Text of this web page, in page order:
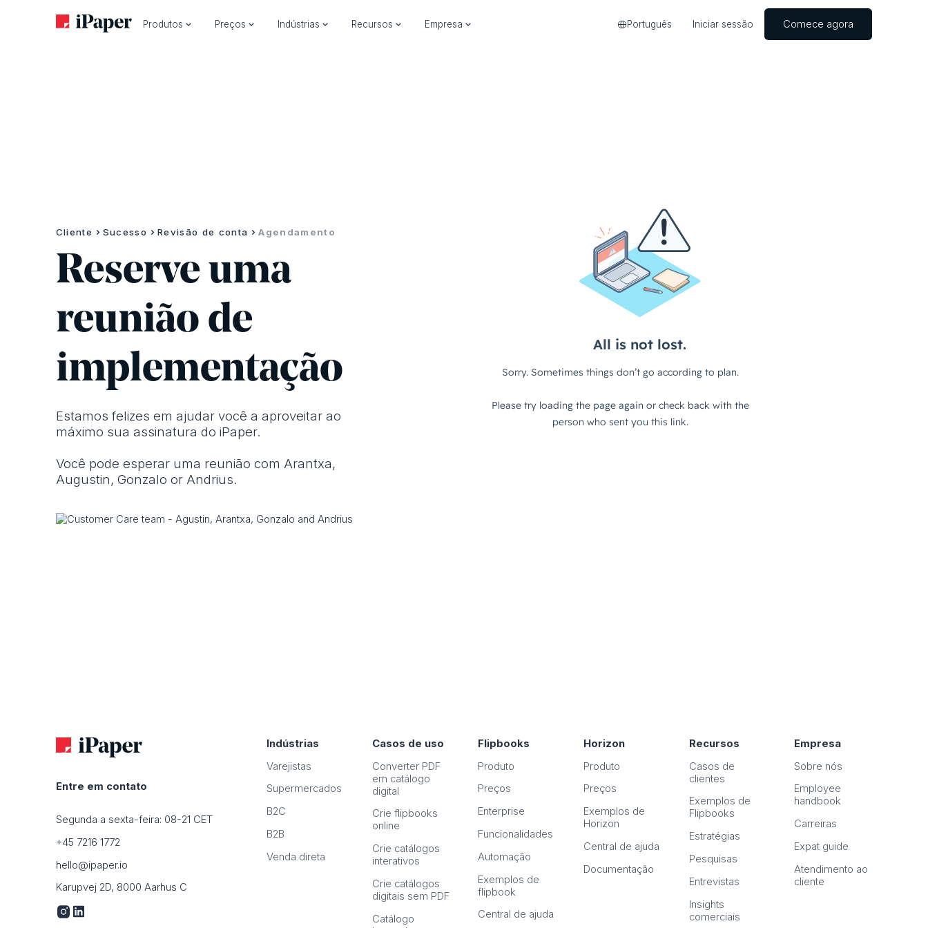
Produtos Preços Indústrias Recursos Empresa Português Iniciar sessão Comece agora
Cliente Sucesso Revisão de conta Agendamento
Reserve uma
reunião de
implementação
Estamos felizes em ajudar você a aproveitar ao
máximo sua assinatura do iPaper.
Você pode esperar uma reunião com Arantxa,
Augustin, Gonzalo or Andrius.
Entre em contato
Segunda a sexta-feira: 08-21 CET
+45 7216 1772
hello@ipaper.io
Karupvej 2D, 8000 Aarhus C
Indústrias
Varejistas
Supermercados
B2C
B2B
Venda direta
Casos de uso
Converter PDF
em catálogo
digital
Crie flipbooks
online
Crie catálogos
interativos
Crie catálogos
digitais sem PDF
Catálogo
Flipbooks
Produto
Preços
Enterprise
Funcionalidades
Automação
Exemplos de
flipbook
Central de ajuda
Horizon
Produto
Preços
Exemplos de
Horizon
Central de ajuda
Documentação
Recursos
Casos de
clientes
Exemplos de
Flipbooks
Estratégias
Pesquisas
Entrevistas
Insights
comerciais
Empresa
Sobre nós
Employee
handbook
Carreiras
Expat guide
Atendimento ao
cliente